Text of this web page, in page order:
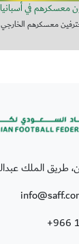
معسكرهم في أسبانيا
معسكرهم الخارجي
طريق الملك
+966